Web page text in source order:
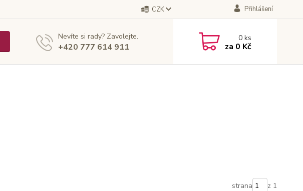
CZK Přihlášení
Nevíte si rady? Zavolejte.
+420 777 614 911
0ks
za 0 Kč
strana z 1